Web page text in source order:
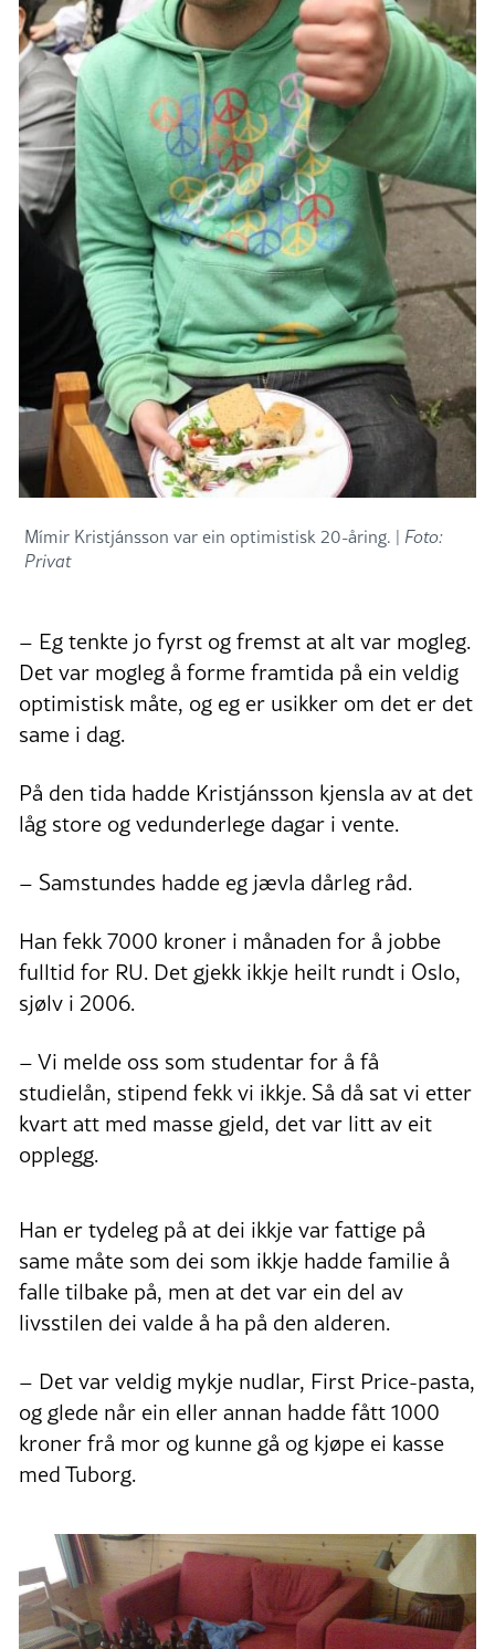
Mímir Kristjánsson var ein optimistisk 20-åring. | Foto:
Privat
– Eg tenkte jo fyrst og fremst at alt var mogleg.
Det var mogleg å forme framtida på ein veldig
optimistisk måte, og eg er usikker om det er det
same i dag.
På den tida hadde Kristjánsson kjensla av at det
låg store og vedunderlege dagar i vente.
– Samstundes hadde eg jævla dårleg råd.
Han fekk 7000 kroner i månaden for å jobbe
fulltid for RU. Det gjekk ikkje heilt rundt i Oslo,
sjølv i 2006.
– Vi melde oss som studentar for å få
studielån, stipend fekk vi ikkje. Så då sat vi etter
kvart att med masse gjeld, det var litt av eit
opplegg.
Han er tydeleg på at dei ikkje var fattige på
same måte som dei som ikkje hadde familie å
falle tilbake på, men at det var ein del av
livsstilen dei valde å ha på den alderen.
– Det var veldig mykje nudlar, First Price-pasta,
og glede når ein eller annan hadde fått 1000
kroner frå mor og kunne gå og kjøpe ei kasse
med Tuborg.